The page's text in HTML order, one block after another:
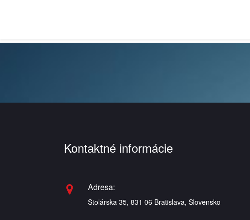
Kontaktné informácie
Adresa:
Stolárska 35, 831 06 Bratislava, Slovensko